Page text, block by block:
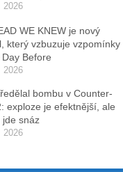
2026
WE KNEW je nový
který vzbuzuje vzpomínky
Before
2026
bombu v Counter-
exploze je efektnější, ale
jde snáz
2026